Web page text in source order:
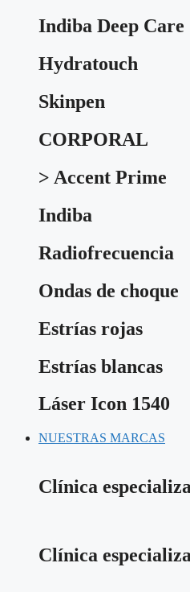
Indiba Deep Care
Hydratouch
Skinpen
CORPORAL
> Accent Prime
Indiba
Radiofrecuencia
Ondas de choque
Estrías rojas
Estrías blancas
Láser Icon 1540
NUESTRAS MARCAS
Clínica
Clínica